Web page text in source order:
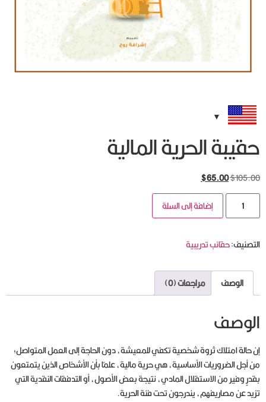
حقيبة الحرية المالية
$105.00
$65.00
إضافة إلى السلة
التصنيف:حقائب تدريبية
الوصف مراجعات (0)
الوصف
إن حالة امتلاك ثروة شخصية تكفي للمعيشة، دون الحاجة إلى العمل المتواصل؛
من أجل الضروريات الأساسية، هي حرية مالية، علمًا بأن الأشخاص الذين يتمتعون
بقدرٍ وفير من الاستقلال المادي، نتيجة بعض الأصول، أو التدفقات النقدية التي
تزيد عن مصاريفهم، يندرجون تحت فئة الحرية.